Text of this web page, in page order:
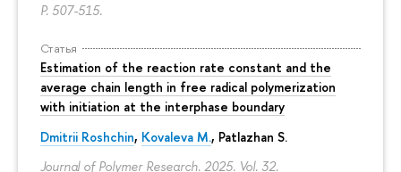
P. 507-515.
Статья
Estimation of the reaction rate constant and the
average chain length in free radical polymerization
with initiation at the interphase boundary
Dmitrii Roshchin, Kovaleva M., Patlazhan S.
Journal of Polymer Research. 2025. Vol. 32.